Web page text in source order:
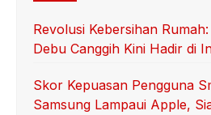
Revolusi Kebersihan
Debu Canggih Kini Hadir di
Skor Kepuasan Pengguna
Samsung Lampaui Apple,